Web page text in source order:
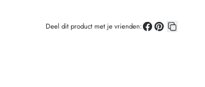
Deel dit product met je vrienden: